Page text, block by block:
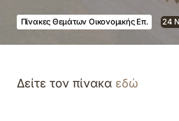
Πίνακες Θεμάτων Οικονομικής Επ. 24
Δείτε τον πίνακα εδώ